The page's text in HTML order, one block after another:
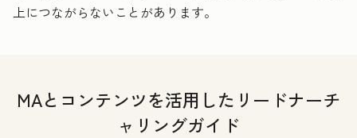
上につながらないことがあります。
MAとコンテンツを活用したリードナーチ
ャリングガイド